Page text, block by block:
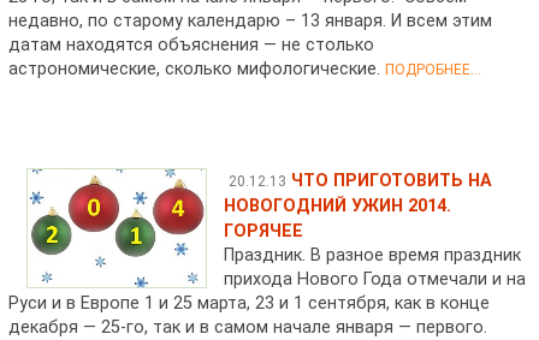
недавно, по старому календарю – 13 января. И всем этим
датам находятся объяснения — не столько
астрономические, сколько мифологические.ПОДРОБНЕЕ...
20.12.13 ЧТО ПРИГОТОВИТЬ НА
НОВОГОДНИЙ УЖИН 2014.
ГОРЯЧЕЕ
Праздник. В разное время праздник
прихода Нового Года отмечали и на
Руси и в Европе 1 и 25 марта, 23 и 1 сентября, как в конце
декабря — 25-го, так и в самом начале января — первого.